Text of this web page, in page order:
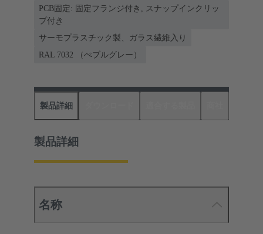
PCB固定: 固定フランジ付き, スナップインクリッ
プ付き
サーモプラスチック製、ガラス繊維入り
RAL 7032 （ぺブルグレー）
製品詳細
製品詳細
名称